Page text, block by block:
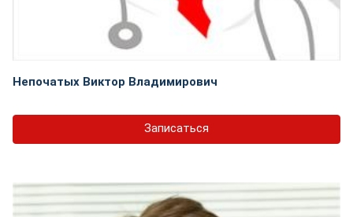
Непочатых Виктор Владимирович
Записаться